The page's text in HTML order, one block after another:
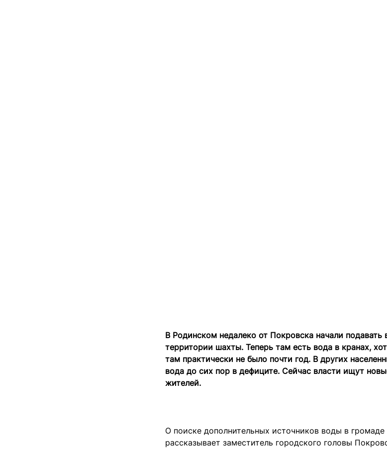
В Родинском недалеко от Покровска начали
территории шахты. Теперь там есть вода в кранах,
там практически не было почти год. В других
вода до сих пор в дефиците. Сейчас власти ищут
жителей.
О поиске дополнительных источников воды в
рассказывает заместитель городского головы